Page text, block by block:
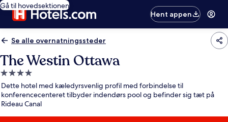
Gå til hovedsektionen
Hent appen
Se alle overnatningssteder
The Westin Ottawa
4.0-
stjernet
overnatningssted
Dette hotel med kæledyrsvenlig profil med forbindelse til
konferencecenteret tilbyder indendørs pool og befinder sig tæt på
Rideau Canal